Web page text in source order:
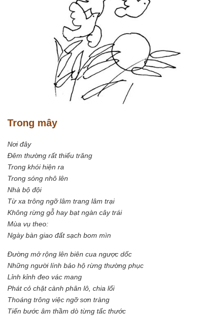
Trong mây
Nơi đây
Đêm thường rất thiếu trăng
Trong khói hiện ra
Trong sóng nhô lên
Nhà bộ đội
Từ xa trông ngỡ lâm trang lâm trại
Không rừng gỗ hay bạt ngàn cây trái
Mùa vụ theo:
Ngày bàn giao đất sạch bom mìn
Đường mở rộng lên biên cua ngược dốc
Những người lính bảo hộ rừng thường phục
Lỉnh kỉnh đeo vác mang
Phát cỏ chặt cành phân lô, chia lối
Thoáng trông việc ngỡ sơn tràng
Tiến bước âm thầm dò từng tấc thước